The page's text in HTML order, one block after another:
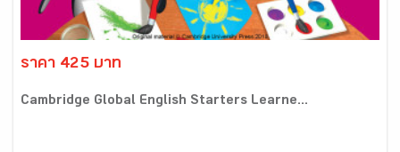
ราคา 425 บาท
Cambridge Global English Starters Learne...